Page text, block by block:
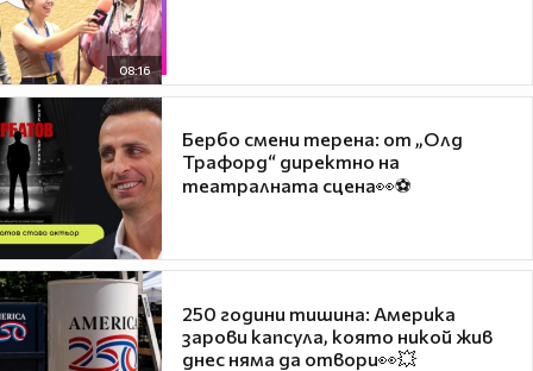
08:16
Бербо смени терена: от „Олд
Трафорд“ директно на
театралната сцена👀⚽
250 години тишина: Америка
зарови капсула, която никой жив
днес няма да отвори👀💥